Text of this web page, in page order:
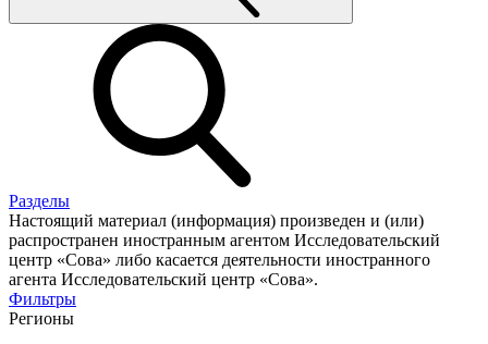
Разделы
Настоящий материал (информация) произведен и (или)
распространен иностранным агентом Исследовательский
центр «Сова» либо касается деятельности иностранного
агента Исследовательский центр «Сова».
Фильтры
Регионы